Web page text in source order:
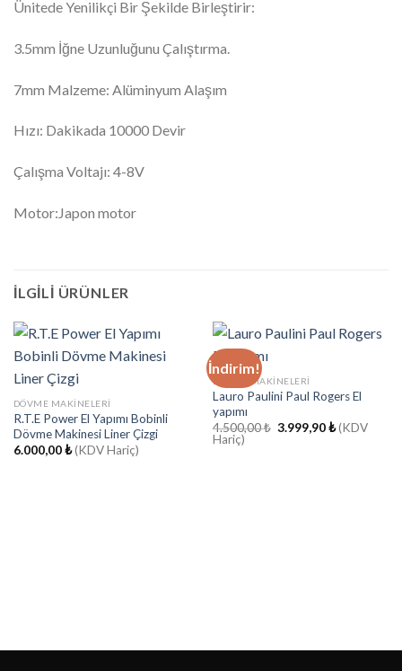
Ünitede Yenilikçi Bir Şekilde Birleştirir:
3.5mm İğne Uzunluğunu Çalıştırma.
7mm Malzeme: Alüminyum Alaşım
Hızı: Dakikada 10000 Devir
Çalışma Voltajı: 4-8V
Motor:Japon motor
İLGILI ÜRÜNLER
DÖVME MAKINELERI
R.T.E Power El Yapımı Bobinli
Dövme Makinesi Liner Çizgi
6.000,00₺ (KDV Hariç)
İndirim!
DÖVME MAKINELERI
Lauro Paulini Paul Rogers El
yapımı
4.500,00₺ Orijinal
3.999,90₺Şu
andaki
(KDV
Hariç)